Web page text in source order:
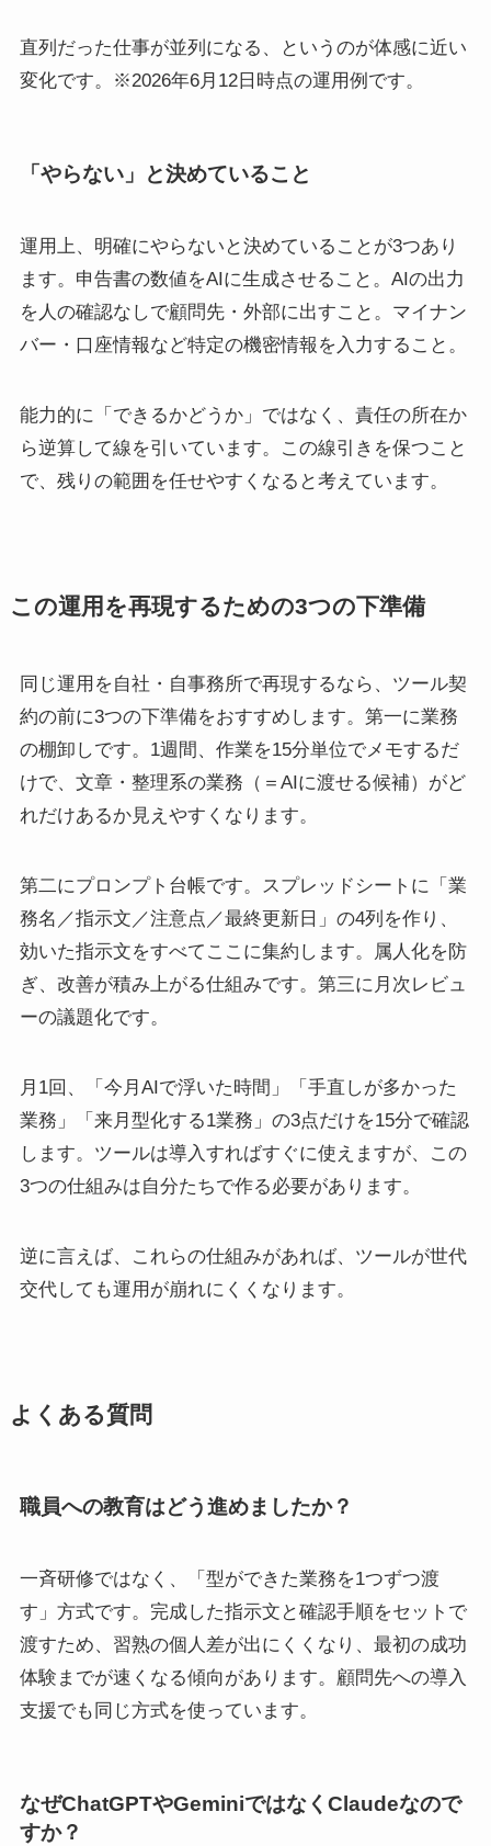
直列だった仕事が並列になる、というのが体感に近い
変化です。※2026年6月12日時点の運用例です。
「やらない」と決めていること
運用上、明確にやらないと決めていることが3つあり
ます。申告書の数値をAIに生成させること。AIの出力
を人の確認なしで顧問先・外部に出すこと。マイナン
バー・口座情報など特定の機密情報を入力すること。
能力的に「できるかどうか」ではなく、責任の所在か
ら逆算して線を引いています。この線引きを保つこと
で、残りの範囲を任せやすくなると考えています。
この運用を再現するための3つの下準備
同じ運用を自社・自事務所で再現するなら、ツール契
約の前に3つの下準備をおすすめします。第一に業務
の棚卸しです。1週間、作業を15分単位でメモするだ
けで、文章・整理系の業務（＝AIに渡せる候補）がど
れだけあるか見えやすくなります。
第二にプロンプト台帳です。スプレッドシートに「業
務名／指示文／注意点／最終更新日」の4列を作り、
効いた指示文をすべてここに集約します。属人化を防
ぎ、改善が積み上がる仕組みです。第三に月次レビュ
ーの議題化です。
月1回、「今月AIで浮いた時間」「手直しが多かった
業務」「来月型化する1業務」の3点だけを15分で確認
します。ツールは導入すればすぐに使えますが、この
3つの仕組みは自分たちで作る必要があります。
逆に言えば、これらの仕組みがあれば、ツールが世代
交代しても運用が崩れにくくなります。
よくある質問
職員への教育はどう進めましたか？
一斉研修ではなく、「型ができた業務を1つずつ渡
す」方式です。完成した指示文と確認手順をセットで
渡すため、習熟の個人差が出にくくなり、最初の成功
体験までが速くなる傾向があります。顧問先への導入
支援でも同じ方式を使っています。
なぜChatGPTやGeminiではなくClaudeなので
すか？